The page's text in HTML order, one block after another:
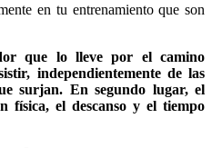
en tu entrenamiento que son
que lo lleve por el camino
independientemente de las
surjan. En segundo lugar, el
física, el descanso y el tiempo